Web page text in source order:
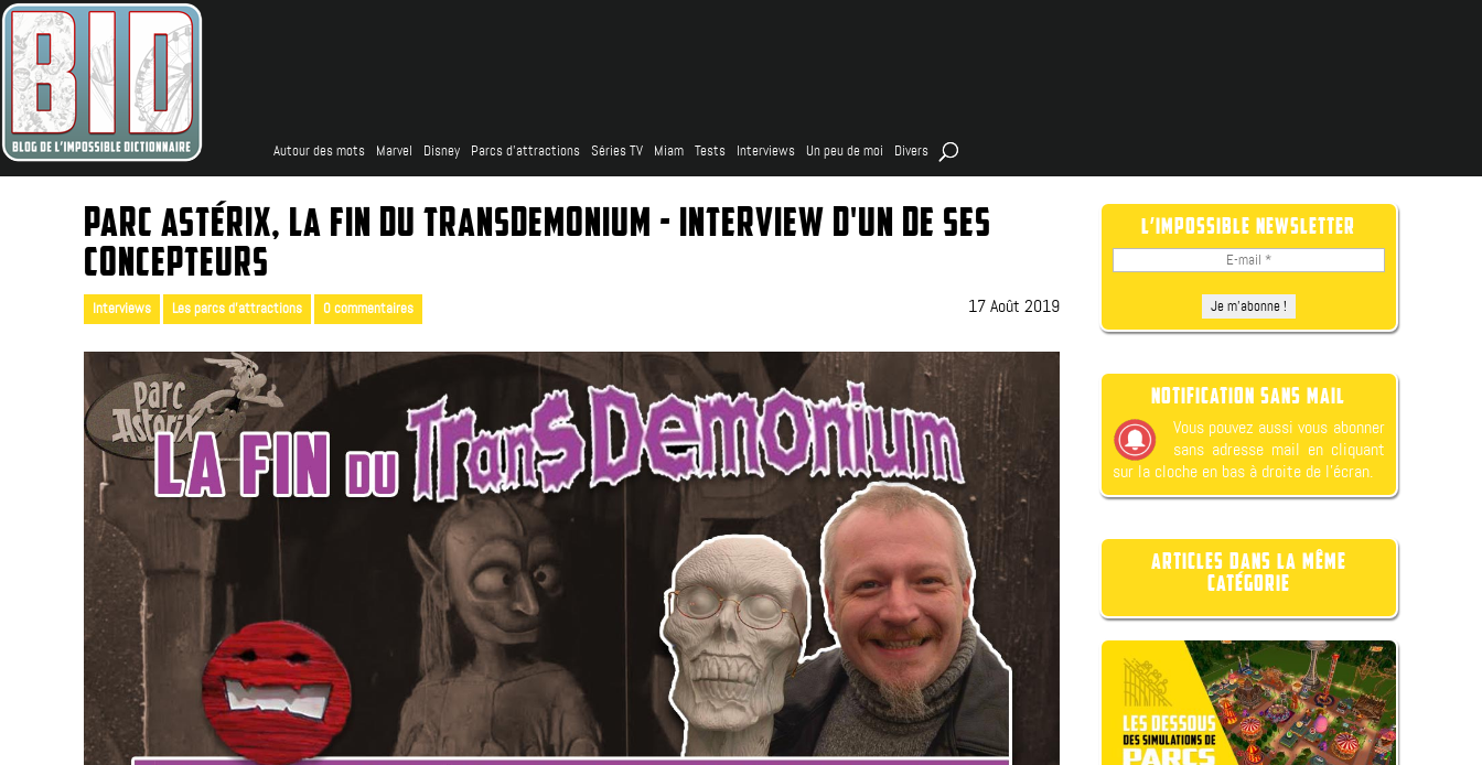
Autour des mots Marvel Disney Parcs d’attractions Séries TV Miam Tests Interviews Un peu de moi Divers
PARC ASTÉRIX, LA FIN DU TRANSDEMONIUM - INTERVIEW D'UN DE SES
CONCEPTEURS
17 Août 2019
Interviews Les parcs d'attractions 0 commentaires
L’IMPOSSIBLE NEWSLETTER
NOTIFICATION SANS MAIL
Vous pouvez aussi vous abonner
sans adresse mail en cliquant
sur la cloche en bas à droite de l’écran.
ARTICLES DANS LA MÊME
CATÉGORIE